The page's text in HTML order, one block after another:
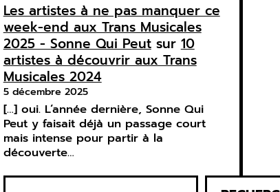
Les artistes à ne pas manquer ce
week-end aux Trans Musicales
2025 - Sonne Qui Peutsur10
artistes à découvrir aux Trans
Musicales 2024
5 décembre 2025
[…] oui. L’année dernière, Sonne Qui
Peut y faisait déjà un passage court
mais intense pour partir à la
découverte…
R